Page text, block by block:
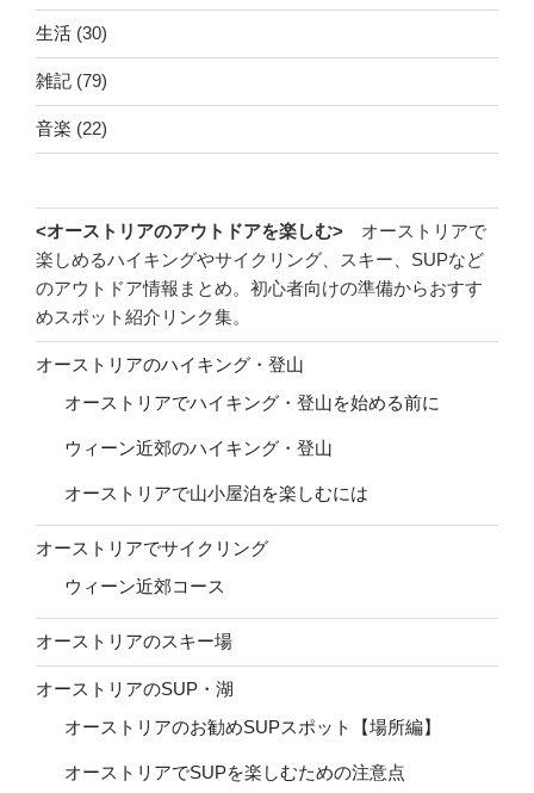
生活 (30)
雑記 (79)
音楽 (22)
<オーストリアのアウトドアを楽しむ> オーストリアで
楽しめるハイキングやサイクリング、スキー、SUPなど
のアウトドア情報まとめ。初心者向けの準備からおすす
めスポット紹介リンク集。
オーストリアのハイキング・登山
オーストリアでハイキング・登山を始める前に
ウィーン近郊のハイキング・登山
オーストリアで山小屋泊を楽しむには
オーストリアでサイクリング
ウィーン近郊コース
オーストリアのスキー場
オーストリアのSUP・湖
オーストリアのお勧めSUPスポット【場所編】
オーストリアでSUPを楽しむための注意点